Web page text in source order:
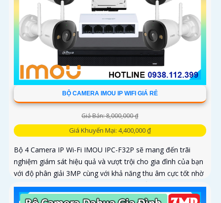
BỘ CAMERA IMOU IP WIFI GIÁ RẺ
Giá Bán: 8,000,000 ₫
Giá Khuyến Mại: 4,400,000 ₫
Bộ 4 Camera IP Wi-Fi IMOU IPC-F32P sẽ mang đến trãi
nghiệm giám sát hiệu quả và vượt trội cho gia đình của bạn
với độ phân giải 3MP cùng với khả năng thu âm cực tốt nhờ
mic được tích hợp trong camera. Với chuẩn chống nước
IP67 và tầm nhìn ban đêm lên tới 30m giúp giám sát ngoài